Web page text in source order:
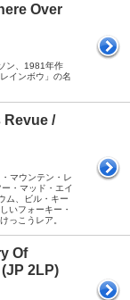
Over
ン、1981年作
インボウ」の名
/
マウンテン・レ
・マッド・エイ
ム、ビル・キー
いフォーキー・
っこうレア。
Of
2LP)